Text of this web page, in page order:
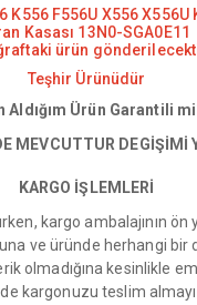
K556 F556U X556 X556U
Kasası 13N0-SGA0E11
ürün
Teşhir Ürünüdür
Aldığım Ürün Garantili
MEVCUTTUR DEGİŞİMİ
KARGO İŞLEMLERİ
kargo ambalajının
ve üründe herhangi bir
olmadığına kesinlikle
kargonuzu teslim